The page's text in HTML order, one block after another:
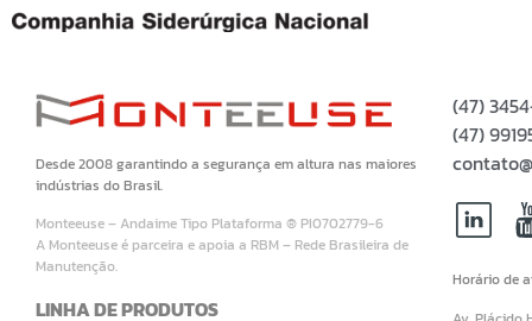
Desde 2008 garantindo a segurança em altura nas maiores
indústrias do Brasil.
Monteeuse – Andaime Tipo Plataforma ® PI0702779-6
A Monteeuse é parceira e apoia a RBM – Rede Brasileira de
Manutenção.
LINHA DE PRODUTOS
(47)
(47)
Horário de